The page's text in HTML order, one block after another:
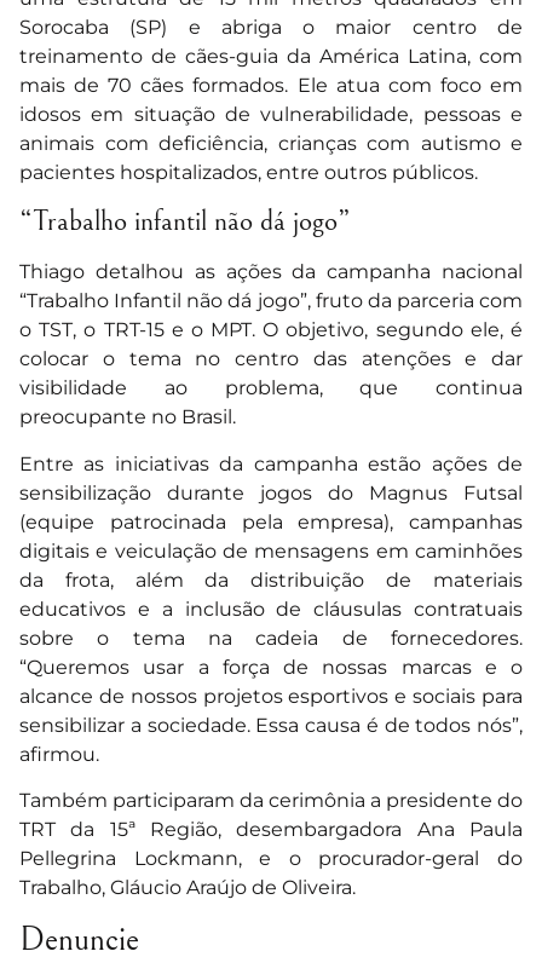
Sorocaba (SP) e abriga o maior centro de
treinamento de cães-guia da América Latina, com
mais de 70 cães formados. Ele atua com foco em
idosos em situação de vulnerabilidade, pessoas e
animais com deficiência, crianças com autismo e
pacientes hospitalizados, entre outros públicos.
“Trabalho infantil não dá jogo”
Thiago detalhou as ações da campanha nacional
“Trabalho Infantil não dá jogo”, fruto da parceria com
o TST, o TRT-15 e o MPT. O objetivo, segundo ele, é
colocar o tema no centro das atenções e dar
visibilidade ao problema, que continua
preocupante no Brasil.
Entre as iniciativas da campanha estão ações de
sensibilização durante jogos do Magnus Futsal
(equipe patrocinada pela empresa), campanhas
digitais e veiculação de mensagens em caminhões
da frota, além da distribuição de materiais
educativos e a inclusão de cláusulas contratuais
sobre o tema na cadeia de fornecedores.
“Queremos usar a força de nossas marcas e o
alcance de nossos projetos esportivos e sociais para
sensibilizar a sociedade. Essa causa é de todos nós”,
afirmou.
Também participaram da cerimônia a presidente do
TRT da 15ª Região, desembargadora Ana Paula
Pellegrina Lockmann, e o procurador-geral do
Trabalho, Gláucio Araújo de Oliveira.
Denuncie